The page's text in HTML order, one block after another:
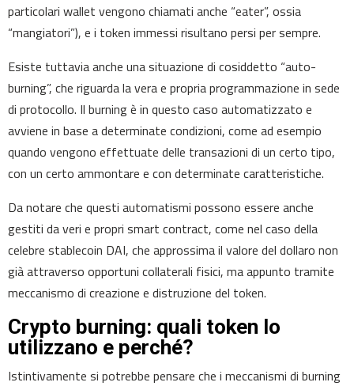
particolari wallet vengono chiamati anche “eater”, ossia
“mangiatori”), e i token immessi risultano persi per sempre.
Esiste tuttavia anche una situazione di cosiddetto “auto-
burning”, che riguarda la vera e propria programmazione in sede
di protocollo. Il burning è in questo caso automatizzato e
avviene in base a determinate condizioni, come ad esempio
quando vengono effettuate delle transazioni di un certo tipo,
con un certo ammontare e con determinate caratteristiche.
Da notare che questi automatismi possono essere anche
gestiti da veri e propri smart contract, come nel caso della
celebre stablecoin DAI, che approssima il valore del dollaro non
già attraverso opportuni collaterali fisici, ma appunto tramite
meccanismo di creazione e distruzione del token.
Crypto burning: quali token lo
utilizzano e perché?
Istintivamente si potrebbe pensare che i meccanismi di burning